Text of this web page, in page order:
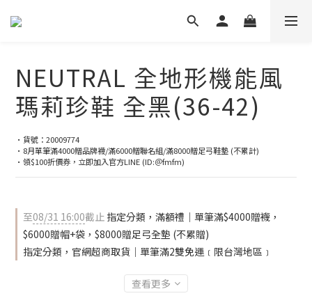
NEUTRAL 全地形機能風
瑪莉珍鞋 全黑(36-42)
•貨號：20009774
•8月單筆滿4000贈品牌襪/滿6000贈聯名組/滿8000贈足弓鞋墊 (不累計)
•領$100折價券，立即加入官方LINE (ID:＠fmfm)
至08/31 16:00截止 指定分類，滿額禮｜單筆滿$4000贈襪，
$6000贈帽+袋，$8000贈足弓全墊 (不累贈)
指定分類，官網超商取貨｜單筆滿2雙免運﹝限台灣地區﹞
查看更多